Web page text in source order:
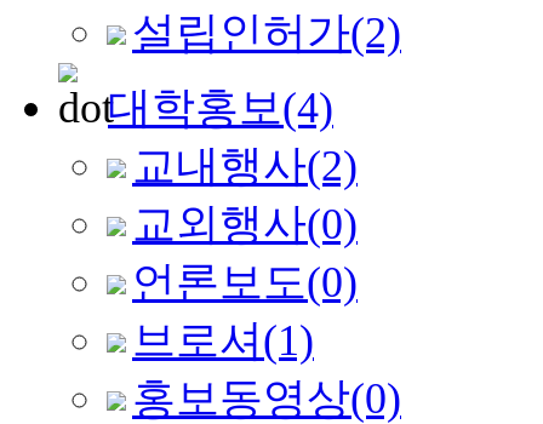
설립인허가(2)
대학홍보(4)
교내행사(2)
교외행사(0)
언론보도(0)
브로셔 (1)
홍보동영상(0)